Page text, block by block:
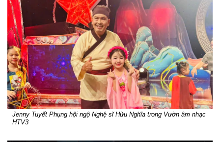
Jenny Tuyết Phụng hội ngộ Nghệ sĩ Hữu Nghĩa trong Vườn âm nhạc
HTV3